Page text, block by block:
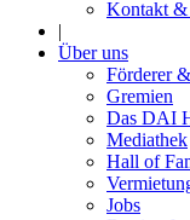
Kontakt
|
Über uns
Förderer
Gremien
Das DAI
Mediathek
Hall of
Jobs